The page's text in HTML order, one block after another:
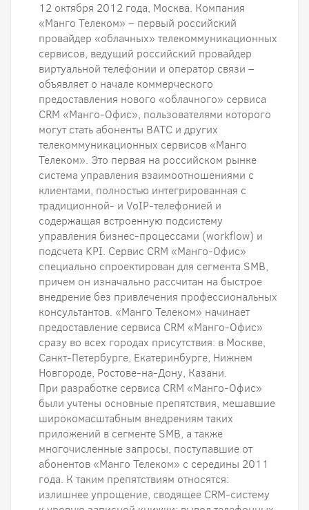
12 октября 2012 года, Москва. Компания
«Манго Телеком» – первый российский
провайдер «облачных» телекоммуникационных
сервисов, ведущий российский провайдер
виртуальной телефонии и оператор связи –
объявляет о начале коммерческого
предоставления нового «облачного» сервиса
CRM «Манго-Офис», пользователями которого
могут стать абоненты ВАТС и других
телекоммуникационных сервисов «Манго
Телеком». Это первая на российском рынке
система управления взаимоотношениями с
клиентами, полностью интегрированная с
традиционной- и VoIP-телефонией и
содержащая встроенную подсистему
управления бизнес-процессами (workflow) и
подсчета KPI. Сервис CRM «Манго-Офис»
специально спроектирован для сегмента SMB,
причем он изначально рассчитан на быстрое
внедрение без привлечения профессиональных
консультантов. «Манго Телеком» начинает
предоставление сервиса CRM «Манго-Офис»
сразу во всех городах присутствия: в Москве,
Санкт-Петербурге, Екатеринбурге, Нижнем
Новгороде, Ростове-на-Дону, Казани.
При разработке сервиса CRM «Манго-Офис»
были учтены основные препятствия, мешавшие
широкомасштабным внедрениям таких
приложений в сегменте SMB, а также
многочисленные запросы, поступавшие от
абонентов «Манго Телеком» с середины 2011
года. К таким препятствиям относятся:
излишнее упрощение, сводящее CRM-систему